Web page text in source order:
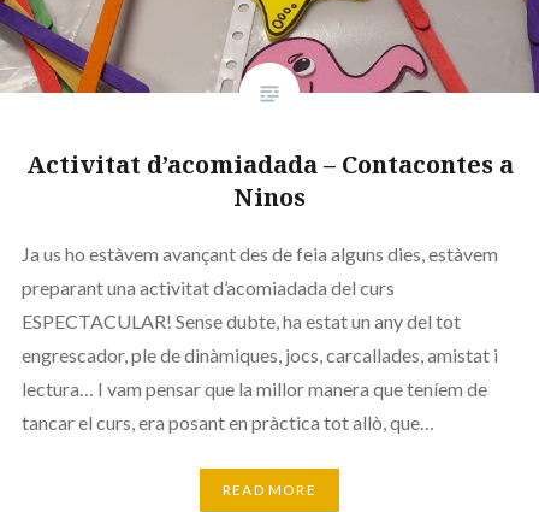
Activitat d’acomiadada – Contacontes a
Ninos
Ja us ho estàvem avançant des de feia alguns dies, estàvem
preparant una activitat d’acomiadada del curs
ESPECTACULAR! Sense dubte, ha estat un any del tot
engrescador, ple de dinàmiques, jocs, carcallades, amistat i
lectura… I vam pensar que la millor manera que teníem de
tancar el curs, era posant en pràctica tot allò, que…
READ MORE